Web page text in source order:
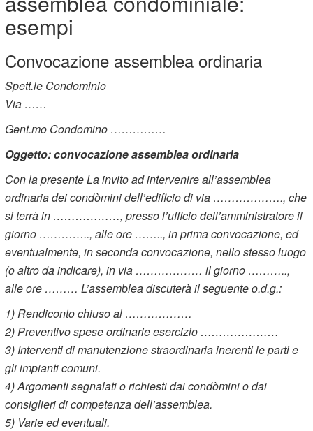
esempi
Convocazione assemblea ordinaria
Spett.le Condominio
Via ……
Gent.mo Condomino ……………
Oggetto: convocazione assemblea ordinaria
Con la presente La invito ad intervenire all’assemblea
ordinaria dei condòmini dell’edificio di via ………………., che
si terrà in ………………, presso l’ufficio dell’amministratore il
giorno ………….., alle ore …….., in prima convocazione, ed
eventualmente, in seconda convocazione, nello stesso luogo
(o altro da indicare), in via ……………… il giorno ………..,
alle ore ……… L’assemblea discuterà il seguente o.d.g.:
1) Rendiconto chiuso al ………………
2) Preventivo spese ordinarie esercizio …………………
3) Interventi di manutenzione straordinaria inerenti le parti e
gli impianti comuni.
4) Argomenti segnalati o richiesti dai condòmini o dai
consiglieri di competenza dell’assemblea.
5) Varie ed eventuali.